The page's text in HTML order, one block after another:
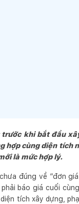
khi bắt đầu
hợp cùng diện tích
là mức hợp lý.
đúng về “đơn
báo giá cuối
tích xây dựng,